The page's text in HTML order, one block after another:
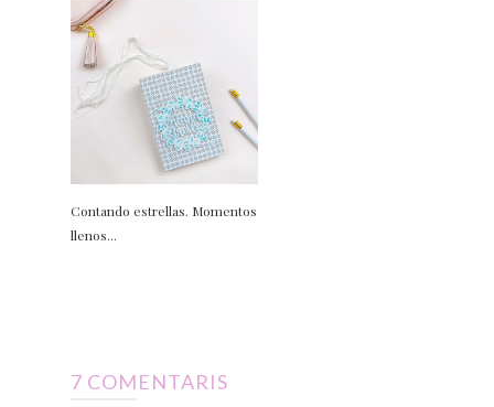
Contando estrellas. Momentos
llenos...
7 COMENTARIS